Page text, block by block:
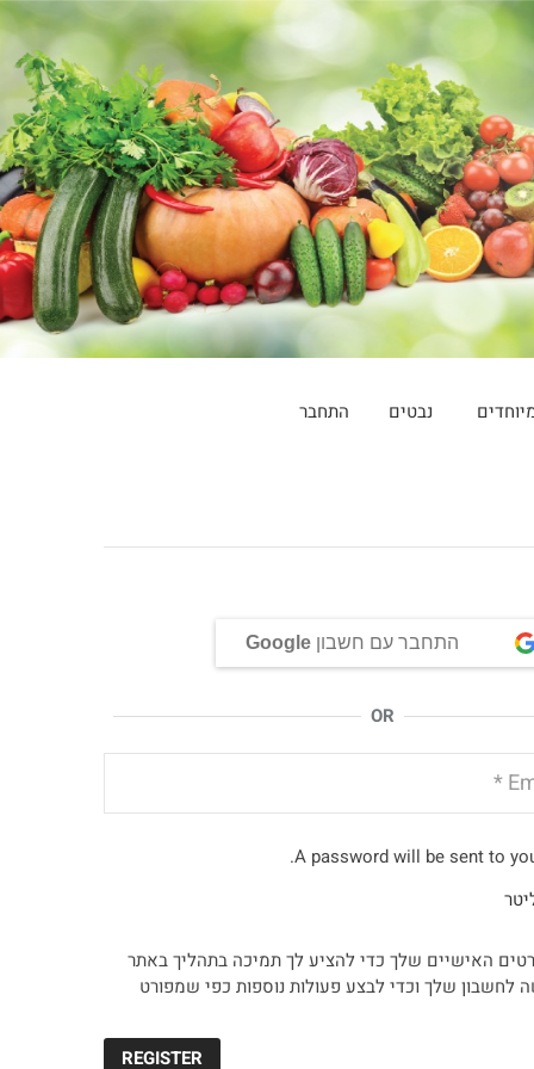
נבטים התחבר
התחבר עם חשבוןGoogle
OR
A password will be sent to
האישיים שלך כדי להציע לך תמיכה בתהליך באתר
לחשבון שלך וכדי לבצע פעולות נוספות כפי שמפורט
REGISTER